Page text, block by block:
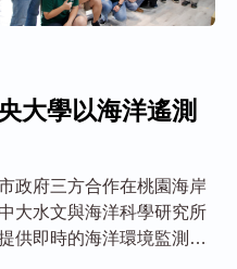
大學以海洋遙測
政府三方合作在桃園海岸
大水文與海洋科學研究所
供即時的海洋環境監測，